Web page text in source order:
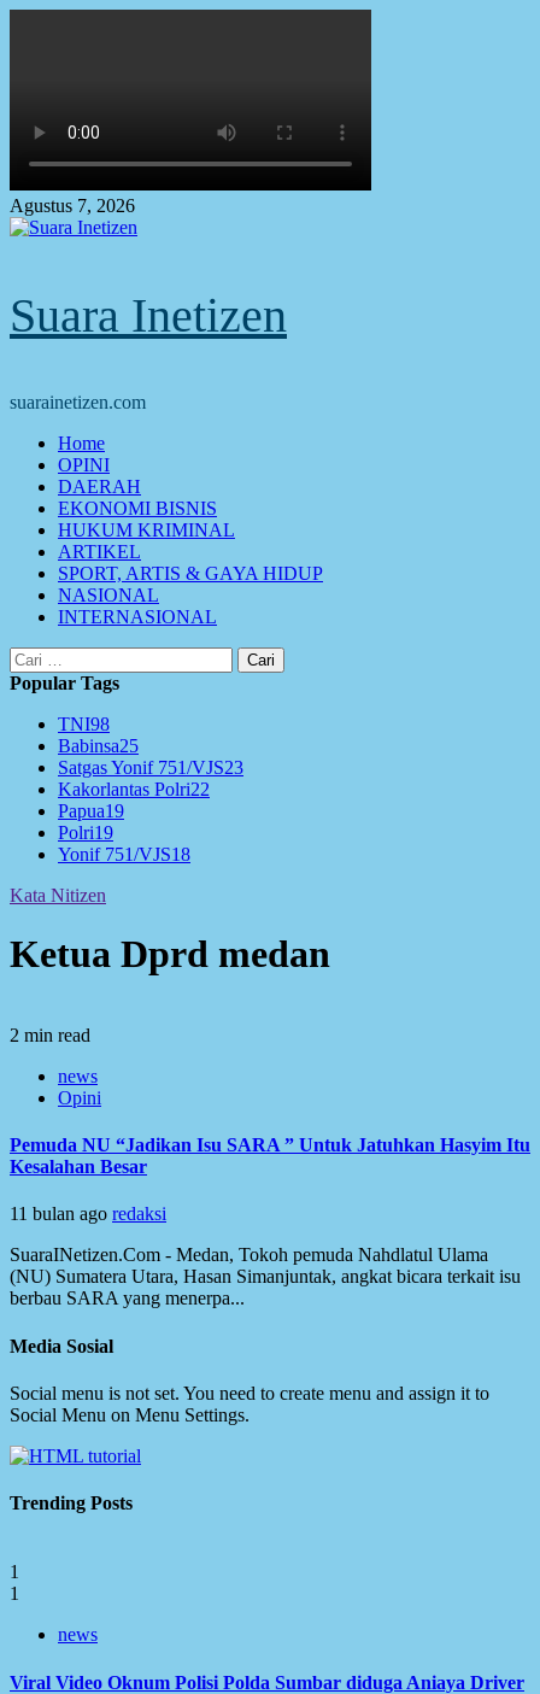
Agustus 7, 2026
Suara Inetizen
suarainetizen.com
Primary
Menu
Home
OPINI
DAERAH
EKONOMI BISNIS
HUKUM KRIMINAL
ARTIKEL
SPORT, ARTIS & GAYA HIDUP
NASIONAL
INTERNASIONAL
Cari
untuk:
Popular Tags
TNI98
Babinsa25
Satgas Yonif 751/VJS23
Kakorlantas Polri22
Papua19
Polri19
Yonif 751/VJS18
Kata Nitizen
Ketua Dprd medan
2 min read
news
Opini
Pemuda NU “Jadikan Isu SARA ” Untuk Jatuhkan Hasyim Itu
Kesalahan Besar
11 bulan ago redaksi
SuaraINetizen.Com - Medan, Tokoh pemuda Nahdlatul Ulama
(NU) Sumatera Utara, Hasan Simanjuntak, angkat bicara terkait isu
berbau SARA yang menerpa...
Media Sosial
Social menu is not set. You need to create menu and assign it to
Social Menu on Menu Settings.
Trending Posts
1
1
news
Viral Video Oknum Polisi Polda Sumbar diduga Aniaya Driver